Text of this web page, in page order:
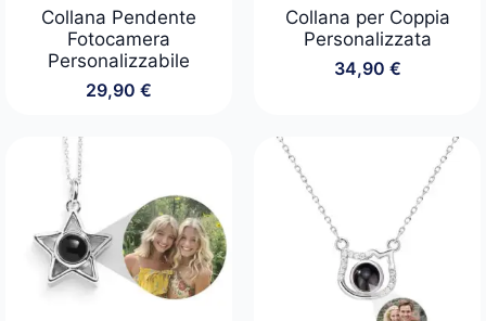
Collana Pendente
Fotocamera
Personalizzabile
29,90 €
Collana per Coppia
Personalizzata
34,90 €